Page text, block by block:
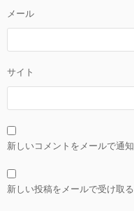
メール
サイト
新しいコメントをメールで通知
新しい投稿をメールで受け取る